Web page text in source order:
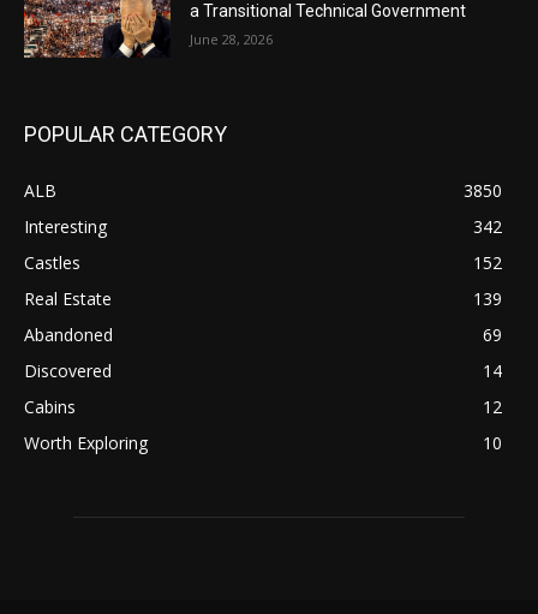
a Transitional Technical Government
June 28, 2026
POPULAR CATEGORY
ALB
3850
Interesting
342
Castles
152
Real Estate
139
Abandoned
69
Discovered
14
Cabins
12
Worth Exploring
10